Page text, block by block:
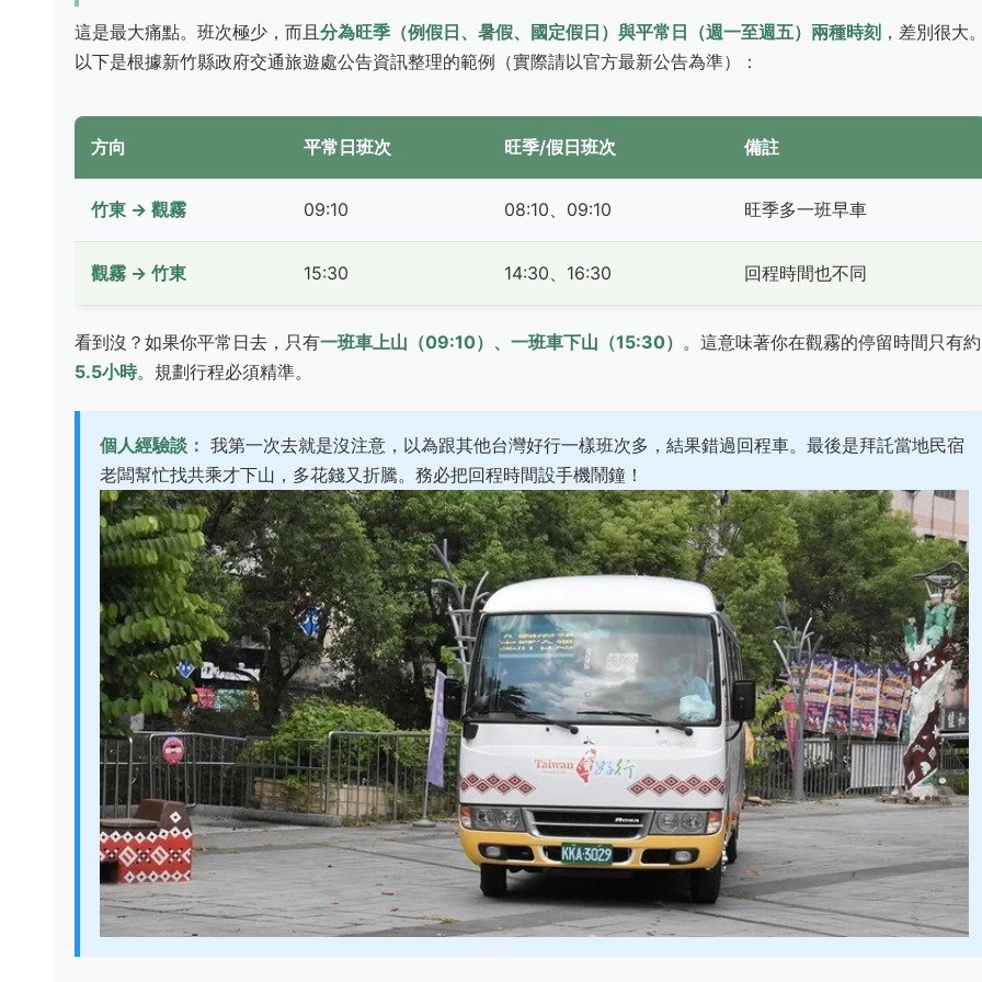
這是最大痛點。班次極少，而且 分為旺季（例假日、暑假、國定假日）與平常日（週一至週五）兩種時刻 ，差別很大
以下是根據新竹縣政府交通旅遊處公告資訊整理的範例（實際請以官方最新公告為準）：
方向 平常日班次 旺季/假日班次 備註
竹東 → 觀霧 09:10 08:10、09:10 旺季多一班早車
觀霧 → 竹東 15:30 14:30、16:30 回程時間也不同
看到沒？如果你平常日去，只有一班車上山（09:10）、一班車下山（15:30） 。這意味著你在觀霧的停留時間只有約
5.5小時。規劃行程必須精準。
個人經驗談： 我第一次去就是沒注意，以為跟其他台灣好行一樣班次多，結果錯過回程車。最後是拜託當地民宿
老闆幫忙找共乘才下山，多花錢又折騰。務必把回程時間設手機鬧鐘！